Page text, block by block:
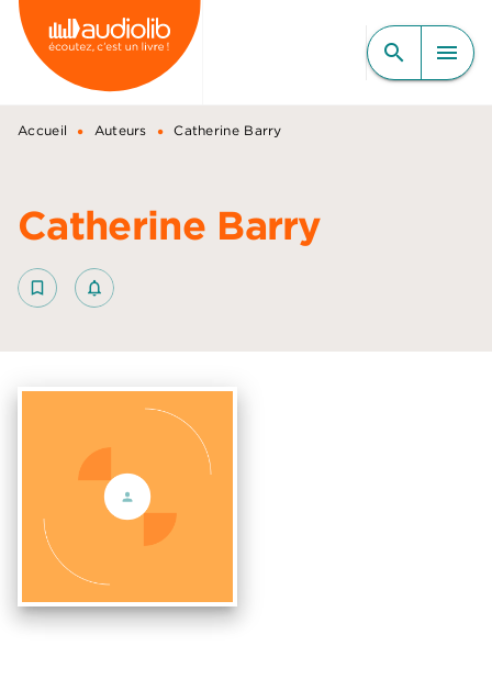
MENU RECHERCHE
CONTENU
PIED DE PAGE
search menu
Accueil • Auteurs • Catherine Barry
Catherine Barry
bookmark_border notifications_none_outlined